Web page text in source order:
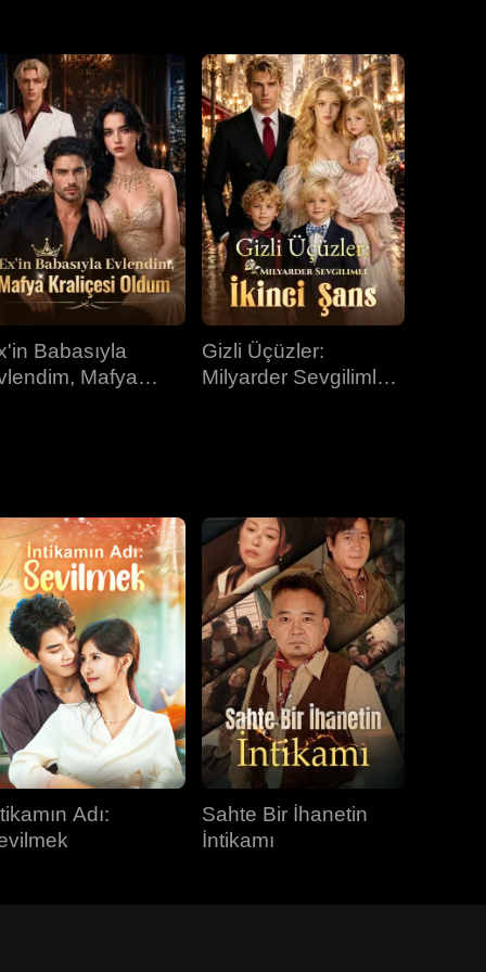
34.bölüm 35.bölüm 36.bölüm
37.bölüm 38.bölüm 39.bölüm
40.bölüm
Babasıyla
Mafya
Gizli Üçüzler:
Milyarder Sevgilimle
Adı:
Sahte Bir İhanetin
İntikamı